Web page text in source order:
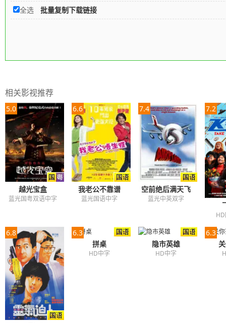
全选
批量复制下载链接
相关影视推荐
5.0
越光宝盒
蓝光国粤双语中字
6.6
我老公不靠谱
蓝光国语中字
7.4
空前绝后满天飞
蓝光中英双字
7.2
6.8
6.3
拼桌
HD中字
隐市英雄
HD中字
6.3